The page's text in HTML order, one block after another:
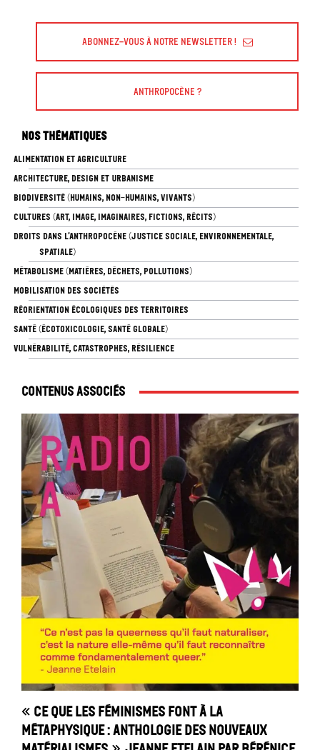
Abonnez-vous à Notre Newsletter !
Anthropocène ?
Nos thématiques
ALIMENTATION ET AGRICULTURE
ARCHITECTURE, DESIGN ET URBANISME
BIODIVERSITÉ (HUMAINS, NON-HUMAINS, VIVANTS)
CULTURES (ART, IMAGE, IMAGINAIRES, FICTIONS, RÉCITS)
DROITS DANS L’ANTHROPOCÈNE (JUSTICE SOCIALE, ENVIRONNEMENTALE,
SPATIALE)
MÉTABOLISME (MATIÈRES, DÉCHETS, POLLUTIONS)
MOBILISATION DES SOCIÉTÉS
RÉORIENTATION ÉCOLOGIQUES DES TERRITOIRES
SANTÉ (ÉCOTOXICOLOGIE, SANTÉ GLOBALE)
VULNÉRABILITÉ, CATASTROPHES, RÉSILIENCE
Contenus associés
« Ce que les féminismes font à la
métaphysique : anthologie des nouveaux